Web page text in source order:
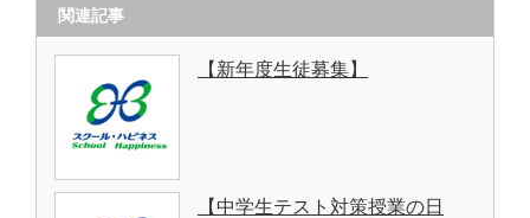
関連記事
【新年度生徒募集】
【中学生テスト対策授業の日